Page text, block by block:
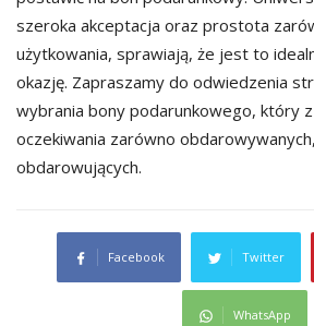
szeroka akceptacja oraz prostota
użytkowania, sprawiają, że jest to
okazję. Zapraszamy do odwiedzenia
wybrania bony podarunkowego, który z
oczekiwania zarówno
obdarowujących.
Facebook Twitter
WhatsApp